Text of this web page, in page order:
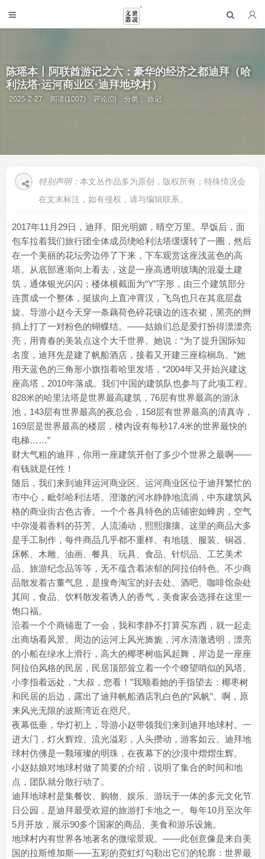
陈瑶本丨阿联酋游记之六：豪华的经济之都迪拜（哈
利法塔·运河商业区·迪拜地球村）
2025-2-27 阅读(1007) 评论(0) 分类：旅记
特别声明： 本文丛作品多为原创，版权所有；特殊情况会
在文末标注，如有侵权，请与编辑联系。
2017年11月29日，迪拜。阳光明媚，晴空万里。早饭后，面
包车拉着我们旅行团全体成员绕哈利法塔缓缓转了一圈，然后
在一个美丽的花坛旁边停了下来，下车观赏这座浅蓝色的高
塔。从底部逐渐向上看去，这是一座高透明玻璃的混凝土建
筑，通体银光闪闪；楼体横截面为“Y”字形，由三个建筑部分
连贯成一个整体，挺拔向上直冲霄汉，飞鸟也只在其底层盘
旋。导游小赵今天穿一条藕荷色碎花镶边的连衣裙，黑亮的辫
捎上打了一对粉色的蝴蝶结。——姑娘们总是爱打扮得漂漂亮
亮，用青春的美装点这个大千世界。她说：“为了提升国际知
名度，迪拜先是建了帆船酒店，接着又开建三座棕榈岛。”她
用天蓝色的三角形小旗指着哈里发塔，“2004年又开始兴建这
座高塔，2010年落成。我们中国的建筑队也参与了此项工程。
828米的哈里法塔是世界最高建筑，76层有世界最高的游泳
池，143层有世界最高的夜总会，158层有世界最高的清真寺，
169层是世界最高的楼层，楼内设有每秒17.4米的世界最快的
电梯……”
财大气粗的迪拜，你用一座建筑开创了多少个世界之最啊——
有钱就是任性！
随后，我们来到迪拜运河商业区。运河商业区位于迪拜繁忙的
市中心，毗邻哈利法塔。澄澈的河水静静地流淌，中东建筑风
格的商业街古色古香。一个个各具特色的店铺密如蜂房，空气
中弥漫着香料的芬芳。人流涌动，熙熙攘攘。这里的商品大多
是手工制作，每件商品几乎都不重样。有地毯、服装、铜器、
床帐、木雕、油画、餐具、玩具、食品、针织品、工艺美术
品、旅游纪念品等等，无不蕴含着浓郁的阿拉伯特色。不少商
品散发着古董气息，是搜奇淘宝的好去处。酒吧、咖啡馆杂处
其间，食品、饮料散发着诱人的香气，美食家会选择在这里一
饱口福。
沿着一个个商铺逛了一会，我和李静不打算买东西，就一起走
出商场看风景。周边的运河上风光旖旎，河水清澈透明，漂亮
的小船在绿水上滑行，高大的椰枣树临风起舞，岸边是一座座
阿拉伯风格的民居，民居顶部耸立着一个个瞭望哨似的风塔。
小李指着远处，“大叔，您看！”我顺着她的手指望去：椰枣树
和民居的后边，露出了迪拜帆船酒店乳白色的“风帆”。啊，原
来风光无限的波斯湾近在咫尺。
夜幕低垂，华灯初上，导游小赵带领我们来到迪拜地球村。一
进大门，灯火辉煌、流光溢彩，人头攒动，游客如云。迪拜地
球村仿佛是一颗璀璨的明珠，在夜幕下的沙漠中熠熠生辉。
小赵姑娘对地球村做了简要的介绍，说明了集合的时间和地
点，团队就分散行动了。
迪拜地球村是集餐饮、购物、娱乐、游玩于一体的多元文化节
日公园，是迪拜最受欢迎的旅游打卡地之一。每年10月至次年
5月开放，展示90多个国家的商品、美食和游乐设施。
地球村内有世界各地著名的微缩景观。——此创意像是来自美
国的拉斯维加斯——五彩的霓虹灯勾勒出它们的轮廓：世界最